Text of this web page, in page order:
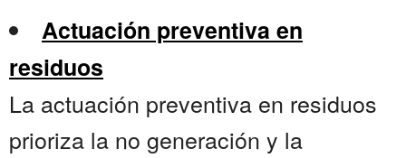
Actuación preventiva en
residuos
La actuación preventiva en residuos
prioriza la no generación y la